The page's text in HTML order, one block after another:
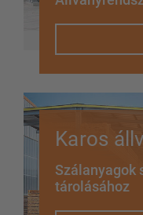
Karos
Szálanyagok
tárolásához